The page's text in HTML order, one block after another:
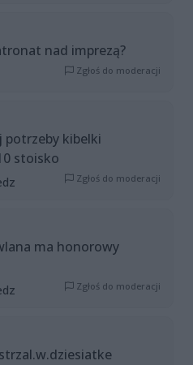
nad imprezą?
Zgłoś do moderacji
potrzeby kibelki
stoisko
Zgłoś do moderacji
ma honorowy
Zgłoś do moderacji